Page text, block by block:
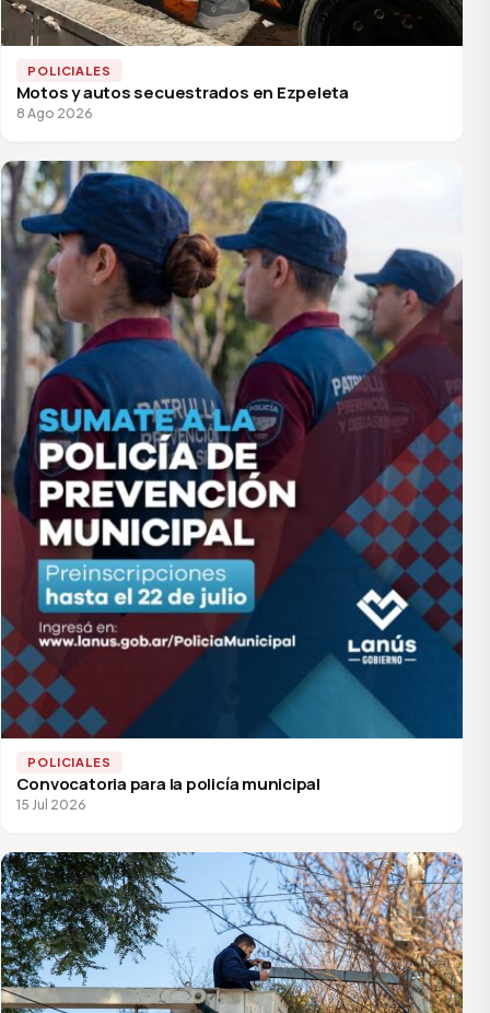
POLICIALES
Motos y autos secuestrados en Ezpeleta
8 Ago 2026
POLICIALES
Convocatoria para la policía municipal
15 Jul 2026